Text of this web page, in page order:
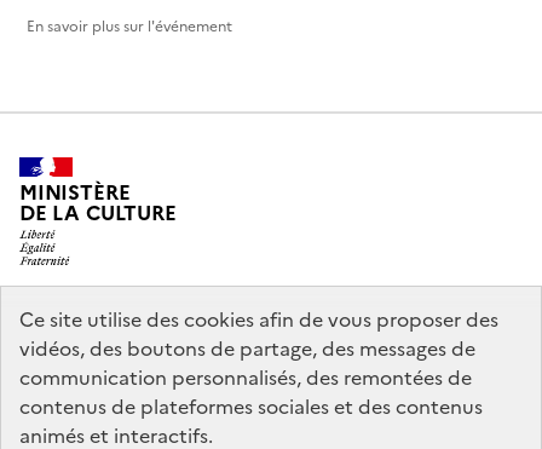
Ce site utilise des cookies afin de vous proposer des
vidéos, des boutons de partage, des messages de
communication personnalisés, des remontées de
contenus de plateformes sociales et des contenus
animés et interactifs.
En savoir plus sur l'événement
MINISTÈRE
DE LA CULTURE
legifrance.gouv.fr
info.gouv.fr
service-public.gouv.fr
data.gouv.fr